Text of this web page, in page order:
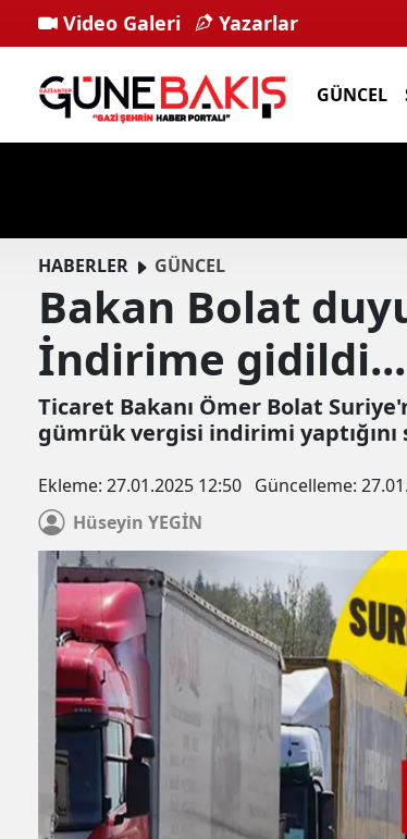
Video Galeri Yazarlar
GÜNCEL
HABERLER GÜNCEL
Bakan Bolat
İndirime gidildi...
Ticaret Bakanı Ömer Bolat
gümrük vergisi indirimi yaptığını
Ekleme: 27.01.2025 12:50 Güncelleme:
Hüseyin YEGİN